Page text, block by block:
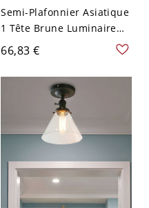
Semi-Plafonnier Asiatique
1 Tête Brune Luminaire
Semi-Encastré en Rotin de
Bambou Design de
Chapeau - Brun 110 V-120
V 48,26 cm
66,83 €